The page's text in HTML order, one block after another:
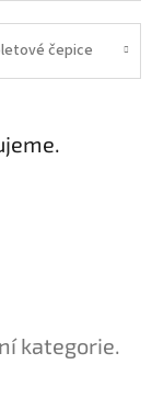
čepice
kategorie.